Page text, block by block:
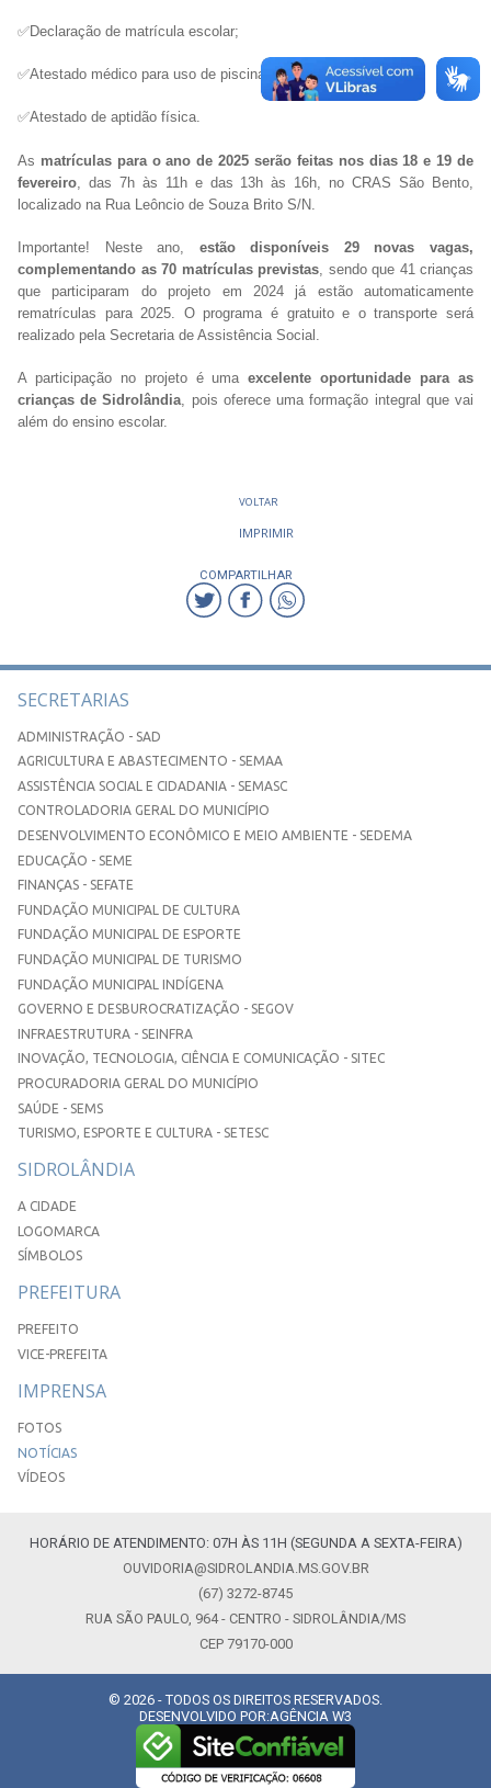
✅Declaração de matrícula escolar;
✅Atestado médico para uso de piscina;
✅Atestado de aptidão física.
As matrículas para o ano de 2025 serão feitas nos dias 18 e 19 de
fevereiro , das 7h às 11h e das 13h às 16h, no CRAS São Bento,
localizado na Rua Leôncio de Souza Brito S/N.
Importante! Neste ano, estão disponíveis 29 novas vagas,
complementando as 70 matrículas previstas , sendo que 41 crianças
que participaram do projeto em 2024 já estão automaticamente
rematrículas para 2025. O programa é gratuito e o transporte será
realizado pela Secretaria de Assistência Social.
A participação no projeto é umaexcelente oportunidade para as
crianças de Sidrolândia, pois oferece uma formação integral que vai
além do ensino escolar.
VOLTAR
IMPRIMIR
COMPARTILHAR
SECRETARIAS
ADMINISTRAÇÃO - SAD
AGRICULTURA E ABASTECIMENTO - SEMAA
ASSISTÊNCIA SOCIAL E CIDADANIA - SEMASC
CONTROLADORIA GERAL DO MUNICÍPIO
DESENVOLVIMENTO ECONÔMICO E MEIO AMBIENTE - SEDEMA
EDUCAÇÃO - SEME
FINANÇAS - SEFATE
FUNDAÇÃO MUNICIPAL DE CULTURA
FUNDAÇÃO MUNICIPAL DE ESPORTE
FUNDAÇÃO MUNICIPAL DE TURISMO
FUNDAÇÃO MUNICIPAL INDÍGENA
GOVERNO E DESBUROCRATIZAÇÃO - SEGOV
INFRAESTRUTURA - SEINFRA
INOVAÇÃO, TECNOLOGIA, CIÊNCIA E COMUNICAÇÃO - SITEC
PROCURADORIA GERAL DO MUNICÍPIO
SAÚDE - SEMS
TURISMO, ESPORTE E CULTURA - SETESC
SIDROLÂNDIA
A CIDADE
LOGOMARCA
SÍMBOLOS
PREFEITURA
PREFEITO
VICE-PREFEITA
IMPRENSA
FOTOS
NOTÍCIAS
VÍDEOS
HORÁRIO DE ATENDIMENTO: 07H ÀS 11H (SEGUNDA A SEXTA-FEIRA)
OUVIDORIA@SIDROLANDIA.MS.GOV.BR
(67) 3272-8745
RUA SÃO PAULO, 964 - CENTRO - SIDROLÂNDIA/MS
CEP 79170-000
© 2026 - TODOS OS DIREITOS RESERVADOS.
DESENVOLVIDO POR:AGÊNCIA W3